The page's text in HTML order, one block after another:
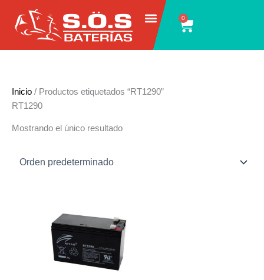
contenido
0
Carrito
Inicio / Productos etiquetados “RT1290”
RT1290
Mostrando el único resultado